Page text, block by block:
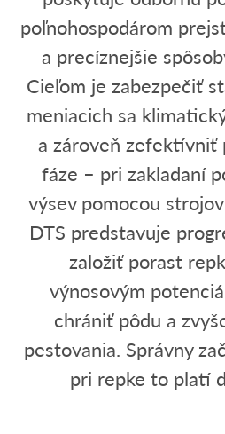
poľnohospodárom
a precíznejšie
Cieľom je zabezpečiť
meniacich sa
a zároveň zefektívniť
fáze – pri zakladaní
výsev pomocou
DTS predstavuje
založiť porast
výnosovým
chrániť pôdu a
pestovania. Správny
pri repke to platí